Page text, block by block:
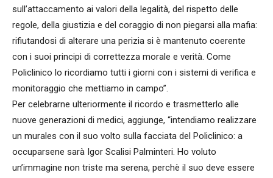
sull’attaccamento ai valori della legalità, del rispetto delle
regole, della giustizia e del coraggio di non piegarsi alla mafia:
rifiutandosi di alterare una perizia si è mantenuto coerente
con i suoi principi di correttezza morale e verità. Come
Policlinico lo ricordiamo tutti i giorni con i sistemi di verifica e
monitoraggio che mettiamo in campo”.
Per celebrarne ulteriormente il ricordo e trasmetterlo alle
nuove generazioni di medici, aggiunge, “intendiamo realizzare
un murales con il suo volto sulla facciata del Policlinico: a
occuparsene sarà Igor Scalisi Palminteri. Ho voluto
un’immagine non triste ma serena, perchè il suo deve essere